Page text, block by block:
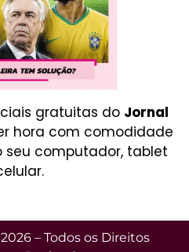
gratuitas do Jornal
hora com comodidade
computador, tablet
– Todos os Direitos